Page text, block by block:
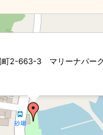
町2-663-3 マリーナパー